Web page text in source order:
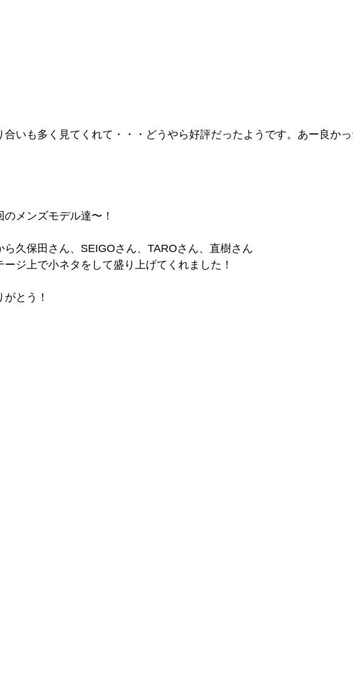
合いも多く見てくれて・・・どうやら好評だったようです。あー良か
のメンズモデル達〜！
ら久保田さん、SEIGOさん、TAROさん、直樹さん
ージ上で小ネタをして盛り上げてくれました！
がとう！